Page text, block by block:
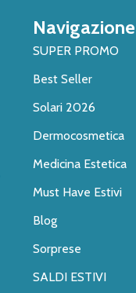
Navigazione
SUPER PROMO
Best Seller
Solari 2026
Dermocosmetica
Medicina Estetica
Must Have Estivi
Blog
Sorprese
SALDI ESTIVI